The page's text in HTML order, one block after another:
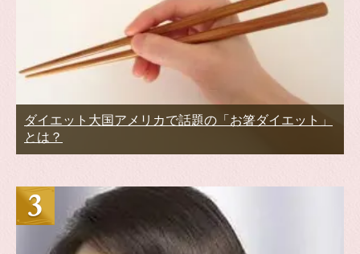
ダイエット大国アメリカで話題の「お箸ダイエット」
とは？